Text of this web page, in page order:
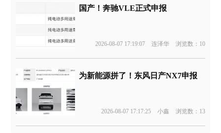
国产！奔驰VLE正式申报
2026-08-07 17:19:07 连泽华 浏览数：10
为新能源拼了！东风日产NX7申报
2026-08-07 17:17:25 小鑫 浏览数：13